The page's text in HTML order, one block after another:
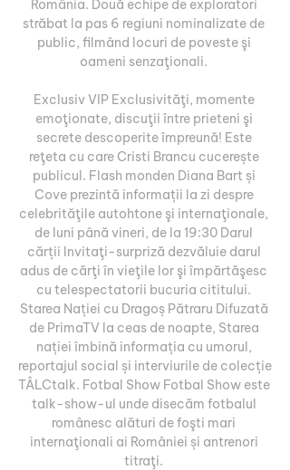
România. Două echipe de exploratori
străbat la pas 6 regiuni nominalizate de
public, filmând locuri de poveste şi
oameni senzaţionali.
Exclusiv VIP Exclusivităţi, momente
emoţionate, discuţii între prieteni şi
secrete descoperite împreună! Este
reţeta cu care Cristi Brancu cucerește
publicul. Flash monden Diana Bart și
Cove prezintă informații la zi despre
celebrităţile autohtone şi internaţionale,
de luni până vineri, de la 19:30 Darul
cărții Invitaţi-surpriză dezvăluie darul
adus de cărţi în vieţile lor şi împărtăşesc
cu telespectatorii bucuria cititului.
Starea Nației cu Dragoș Pătraru Difuzată
de PrimaTV la ceas de noapte, Starea
nației îmbină informația cu umorul,
reportajul social și interviurile de colecție
TÂLCtalk. Fotbal Show Fotbal Show este
talk-show-ul unde disecăm fotbalul
românesc alături de foşti mari
internaţionali ai României și antrenori
titraţi.